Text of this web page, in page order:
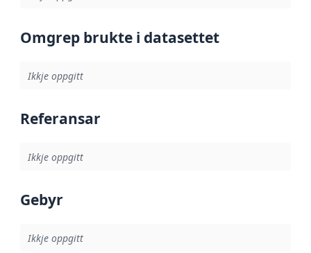
Omgrep brukte i datasettet
Ikkje oppgitt
Referansar
Ikkje oppgitt
Gebyr
Ikkje oppgitt